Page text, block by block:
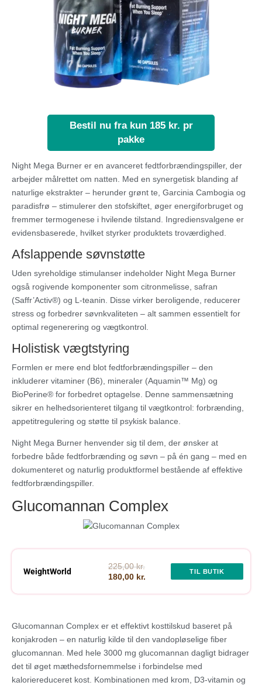
Bestil nu fra kun 185 kr. pr
pakke
Night Mega Burner er en avanceret fedtforbrændingspiller, der
arbejder målrettet om natten. Med en synergetisk blanding af
naturlige ekstrakter – herunder grønt te, Garcinia Cambogia og
paradisfrø – stimulerer den stofskiftet, øger energiforbruget og
fremmer termogenese i hvilende tilstand. Ingrediensvalgene er
evidensbaserede, hvilket styrker produktets troværdighed.
Afslappende søvnstøtte
Uden syreholdige stimulanser indeholder Night Mega Burner
også rogivende komponenter som citronmelisse, safran
(Saffr’Activ®) og L-teanin. Disse virker beroligende, reducerer
stress og forbedrer søvnkvaliteten – alt sammen essentielt for
optimal regenerering og vægtkontrol.
Holistisk vægtstyring
Formlen er mere end blot fedtforbrændingspiller – den
inkluderer vitaminer (B6), mineraler (Aquamin™ Mg) og
BioPerine® for forbedret optagelse. Denne sammensætning
sikrer en helhedsorienteret tilgang til vægtkontrol: forbrænding,
appetitregulering og støtte til psykisk balance.
Night Mega Burner henvender sig til dem, der ønsker at
forbedre både fedtforbrænding og søvn – på én gang – med en
dokumenteret og naturlig produktformel bestående af effektive
fedtforbrændingspiller.
Glucomannan Complex
WeightWorld
225,00 kr.
180,00 kr.
TIL BUTIK
Glucomannan Complex er et effektivt kosttilskud baseret på
konjakroden – en naturlig kilde til den vandopløselige fiber
glucomannan. Med hele 3000 mg glucomannan dagligt bidrager
det til øget mæthedsfornemmelse i forbindelse med
kaloriereduceret kost. Kombinationen med krom, D3-vitamin og